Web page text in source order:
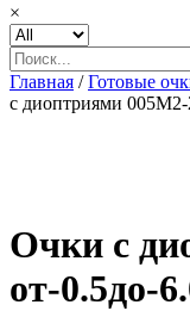
×
Главная /Готовые
с диоптриями
Очки с
от-0.5до-